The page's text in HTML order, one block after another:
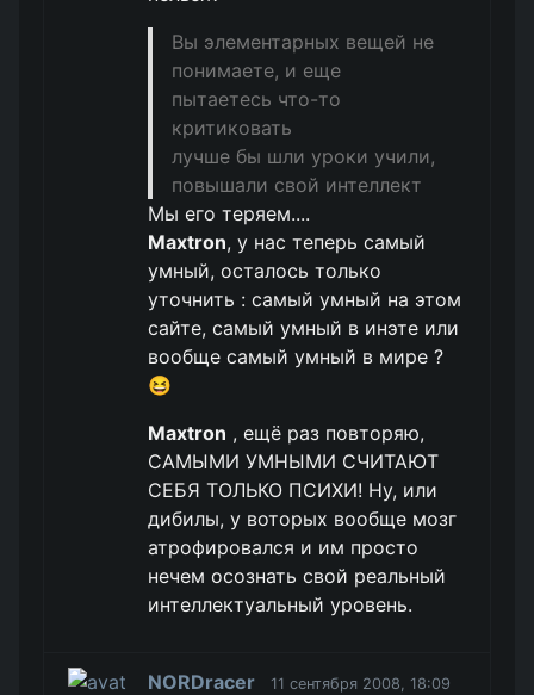
Вы элементарных вещей не
понимаете, и еще
пытаетесь что-то
критиковать
лучше бы шли уроки учили,
повышали свой интеллект
Мы его теряем....
Maxtron, у нас теперь самый
умный, осталось только
уточнить : самый умный на этом
сайте, самый умный в инэте или
вообще самый умный в мире ?
😆
Maxtron , ещё раз повторяю,
САМЫМИ УМНЫМИ СЧИТАЮТ
СЕБЯ ТОЛЬКО ПСИХИ! Ну, или
дибилы, у воторых вообще мозг
атрофировался и им просто
нечем осознать свой реальный
интеллектуальный уровень.
NORDracer 11 сентября 2008, 18:09